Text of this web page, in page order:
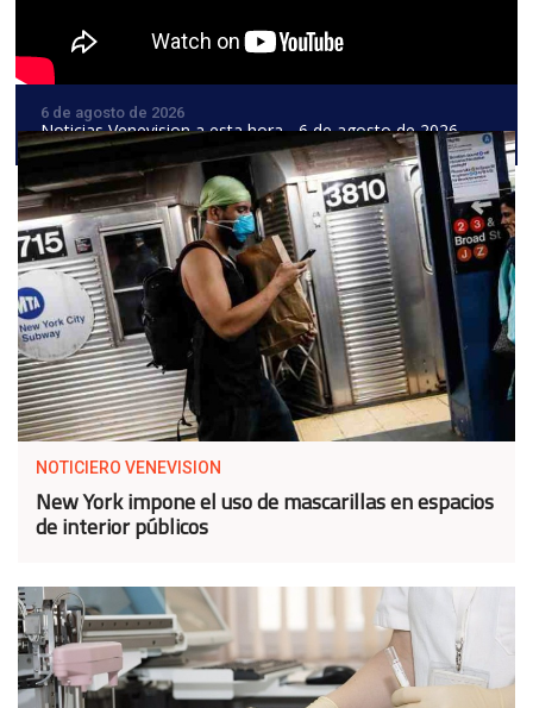
6 de agosto de 2026
Noticias Venevision a esta hora - 6 de agosto de 2026
NOTICIERO VENEVISION
New York impone el uso de mascarillas en espacios
de interior públicos